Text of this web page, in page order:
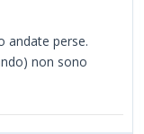
andate perse.
non sono